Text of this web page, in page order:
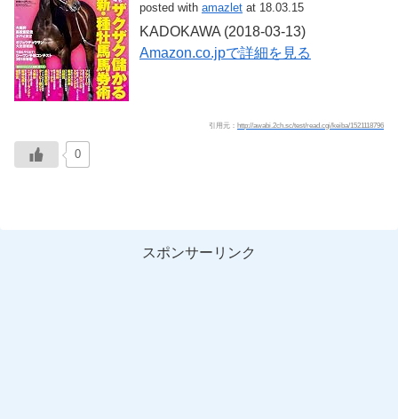
posted with amazlet at 18.03.15
KADOKAWA (2018-03-13)
Amazon.co.jpで詳細を見る
引用元： http://awabi.2ch.sc/test/read.cgi/keiba/1521118796
0
スポンサーリンク